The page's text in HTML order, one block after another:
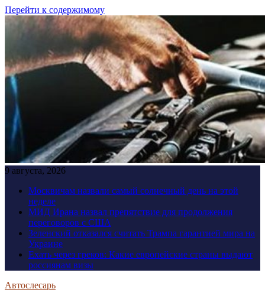
Перейти к содержимому
9 августа, 2026
Москвичам назвали самый солнечный день на этой
неделе
МИД Ирана назвал препятствие для продолжения
переговоров с США
Зеленский отказался считать Трампа гарантией мира на
Украине
Ехать через греков: Какие европейские страны выдают
россиянам визы
Автослесарь